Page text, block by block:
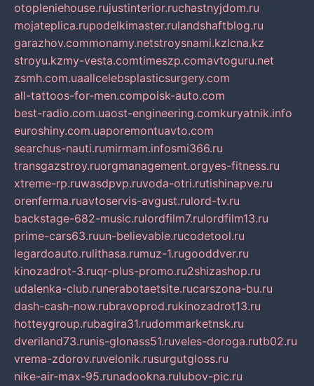
otopleniehouse.rujustinterior.ruchastnyjdom.ru
mojateplica.rupodelkimaster.rulandshaftblog.ru
garazhov.commonamy.netstroysnami.kzlcna.kz
stroyu.kzmy-vesta.comtimeszp.comavtoguru.net
zsmh.com.uaallcelebsplasticsurgery.com
all-tattoos-for-men.compoisk-auto.com
best-radio.com.uaost-engineering.comkuryatnik.info
euroshiny.com.uaporemontuavto.com
searchus-nauti.rumirmam.infosmi366.ru
transgazstroy.ruorgmanagement.orgyes-fitness.ru
xtreme-rp.ruwasdpvp.ruvoda-otri.rutishinapve.ru
orenferma.ruavtoservis-avgust.rulord-tv.ru
backstage-682-music.rulordfilm7.rulordfilm13.ru
prime-cars63.ruun-believable.rucodetool.ru
legardoauto.rulithasa.rumuz-1.rugooddver.ru
kinozadrot-3.ruqr-plus-promo.ru2shizashop.ru
udalenka-club.runerabotaetsite.rucarszona-bu.ru
dash-cash-now.rubravoprod.rukinozadrot13.ru
hotteygroup.rubagira31.rudommarketnsk.ru
dveriland73.runis-glonass51.ruveles-doroga.rutb02.ru
vrema-zdorov.ruvelonik.rusurgutgloss.ru
nike-air-max-95.runadookna.rulubov-pic.ru